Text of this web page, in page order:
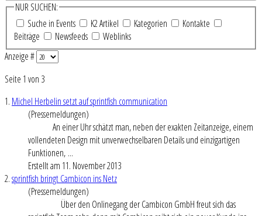
NUR SUCHEN:
Suche in Events
K2 Artikel Kategorien
Kontakte
Beiträge
Newsfeeds
Weblinks
Anzeige #
Seite 1 von 3
1. Michel Herbelin setzt auf sprintfish communication
(Pressemeldungen)
An einer Uhr schätzt man, neben der exakten Zeitanzeige, einem
vollendeten Design mit unverwechselbaren Details und einzigartigen
Funktionen, ...
Erstellt am 11. November 2013
2.sprintfish bringt Cambicon ins Netz
(Pressemeldungen)
Über den Onlinegang der Cambicon GmbH freut sich das